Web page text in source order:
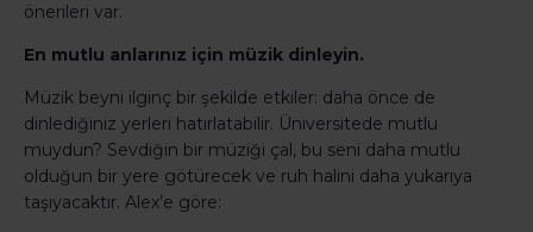
önerileri var.
En mutlu anlarınız için müzik dinleyin.
Müzik beyni ilginç bir şekilde etkiler: daha önce de
dinlediğiniz yerleri hatırlatabilir. Üniversitede mutlu
muydun? Sevdiğin bir müziği çal, bu seni daha mutlu
olduğun bir yere götürecek ve ruh halini daha yukarıya
taşıyacaktır. Alex’e göre: